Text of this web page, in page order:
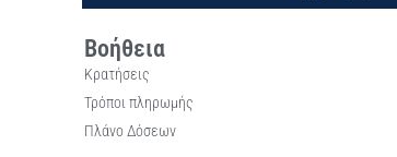
Βοήθεια
Κρατήσεις
Τρόποι πληρωμής
Πλάνο Δόσεων